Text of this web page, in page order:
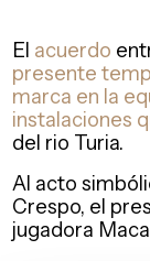
El acuerdo
presente
marca en la
instalaciones
del rio Turia.
Al acto
Crespo, el
jugadora